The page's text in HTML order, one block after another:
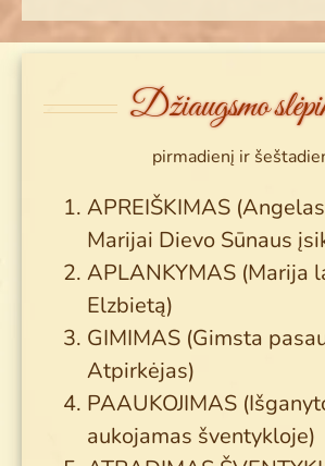
Džiaugsmo
pirmadienį ir
APREIŠKIMAS
Marijai Dievo Sūnaus
APLANKYMAS (Marija
Elzbietą)
GIMIMAS (Gimsta
Atpirkėjas)
PAAUKOJIMAS
aukojamas šventykloje)